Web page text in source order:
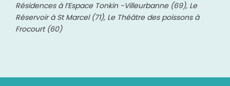
Résidences à l’Espace Tonkin -Villeurbanne (69), Le
Réservoir à St Marcel (71), Le Théâtre des poissons à
Frocourt (60)